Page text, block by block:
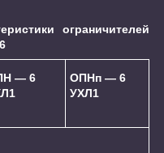
ограничителей
― 6
ОПНп ― 6
УХЛ1